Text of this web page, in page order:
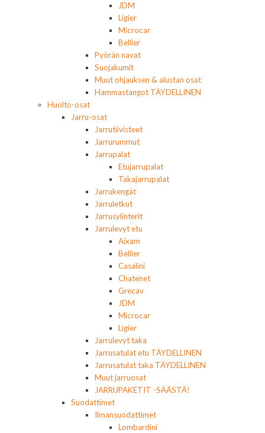
JDM
Ligier
Microcar
Bellier
Pyörän navat
Suojakumit
Muut ohjauksen & alustan osat
Hammastangot TÄYDELLINEN
Huolto-osat
Jarru-osat
Jarrutiivisteet
Jarrurummut
Jarrupalat
Etujarrupalat
Takajarrupalat
Jarrukengät
Jarruletkut
Jarrusylinterit
Jarrulevyt etu
Aixam
Bellier
Casalini
Chatenet
Grecav
JDM
Microcar
Ligier
Jarrulevyt taka
Jarrusatulat etu TÄYDELLINEN
Jarrusatulat taka TÄYDELLINEN
Muut jarruosat
JARRUPAKETIT -SÄÄSTÄ!
Suodattimet
Ilmansuodattimet
Lombardini